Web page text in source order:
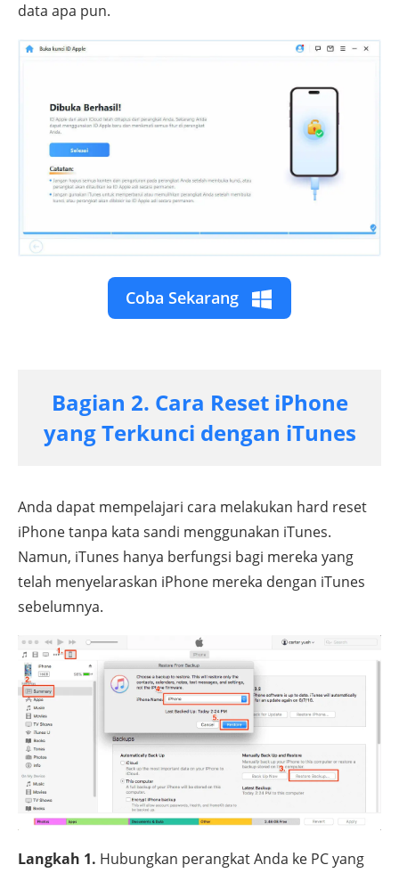
data apa pun.
Coba Sekarang
Bagian 2. Cara Reset iPhone
yang Terkunci dengan iTunes
Anda dapat mempelajari cara melakukan hard reset
iPhone tanpa kata sandi menggunakan iTunes.
Namun, iTunes hanya berfungsi bagi mereka yang
telah menyelaraskan iPhone mereka dengan iTunes
sebelumnya.
Langkah 1. Hubungkan perangkat Anda ke PC yang